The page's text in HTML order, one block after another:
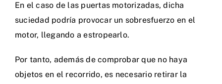
En el caso de las puertas motorizadas, dicha
suciedad podría provocar un sobresfuerzo en el
motor, llegando a estropearlo.
Por tanto, además de comprobar que no haya
objetos en el recorrido, es necesario retirar la